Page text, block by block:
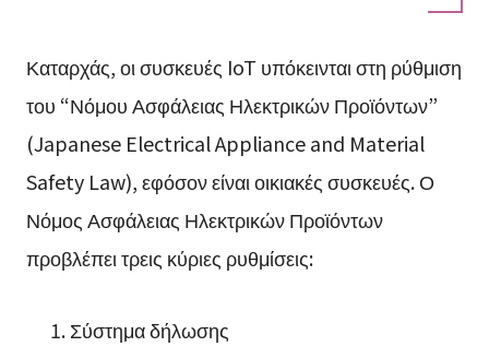
Καταρχάς, οι συσκευές IoT υπόκεινται στη ρύθμιση
του “Νόμου Ασφάλειας Ηλεκτρικών Προϊόντων”
(Japanese Electrical Appliance and Material
Safety Law), εφόσον είναι οικιακές συσκευές. Ο
Νόμος Ασφάλειας Ηλεκτρικών Προϊόντων
προβλέπει τρεις κύριες ρυθμίσεις:
Σύστημα δήλωσης